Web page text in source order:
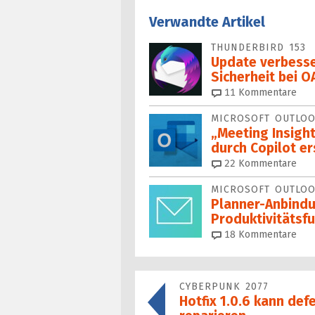
Verwandte Artikel
THUNDERBIRD 153
Update
Sicherheit bei
11 Kommentare
MICROSOFT
„Meeting
durch Copilot
22 Kommentare
MICROSOFT
Planner-
18 Kommentare
CYBERPUNK 2077
Hotfix 1.0.6 kann